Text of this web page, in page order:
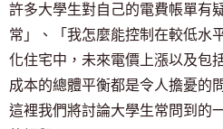
許多大學生對自己的電費帳單有
常」、「我怎麼能控制在較低水
化住宅中，未來電價上漲以及包
成本的總體平衡都是令人擔憂的
這裡我們將討論大學生常問到的